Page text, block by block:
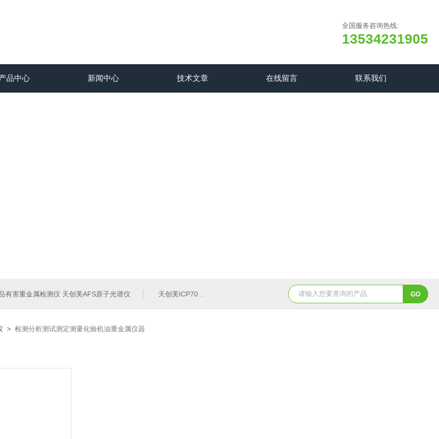
全国服务咨询热线:
13534231905
品中心 新闻中心 技术文章 在线留言 联系我们
有害重金属检测仪 天创美AFS原子光谱仪 天创美ICP700T电镀液中金属元素含量检测仪 天创美EDX1800电镀镀层厚度检测仪
> 检测分析测试测定测量化验机油重金属仪器